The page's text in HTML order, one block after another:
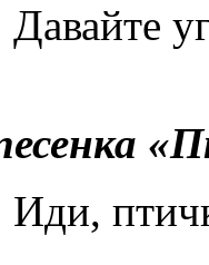
Давайте
Иди,